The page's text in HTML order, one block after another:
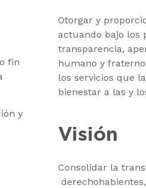
fin
y
Otorgar y
actuando bajo los
transparencia,
humano y
los servicios que
bienestar a las y
Visión
Consolidar la